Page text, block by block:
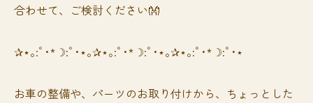
合わせて、ご検討ください👐
✰⋆｡:ﾟ･*☽:ﾟ･⋆｡✰⋆｡:ﾟ･*☽:ﾟ･⋆｡✰⋆｡:ﾟ･*☽:ﾟ･⋆
お車の整備や、パーツのお取り付けから、ちょっとした